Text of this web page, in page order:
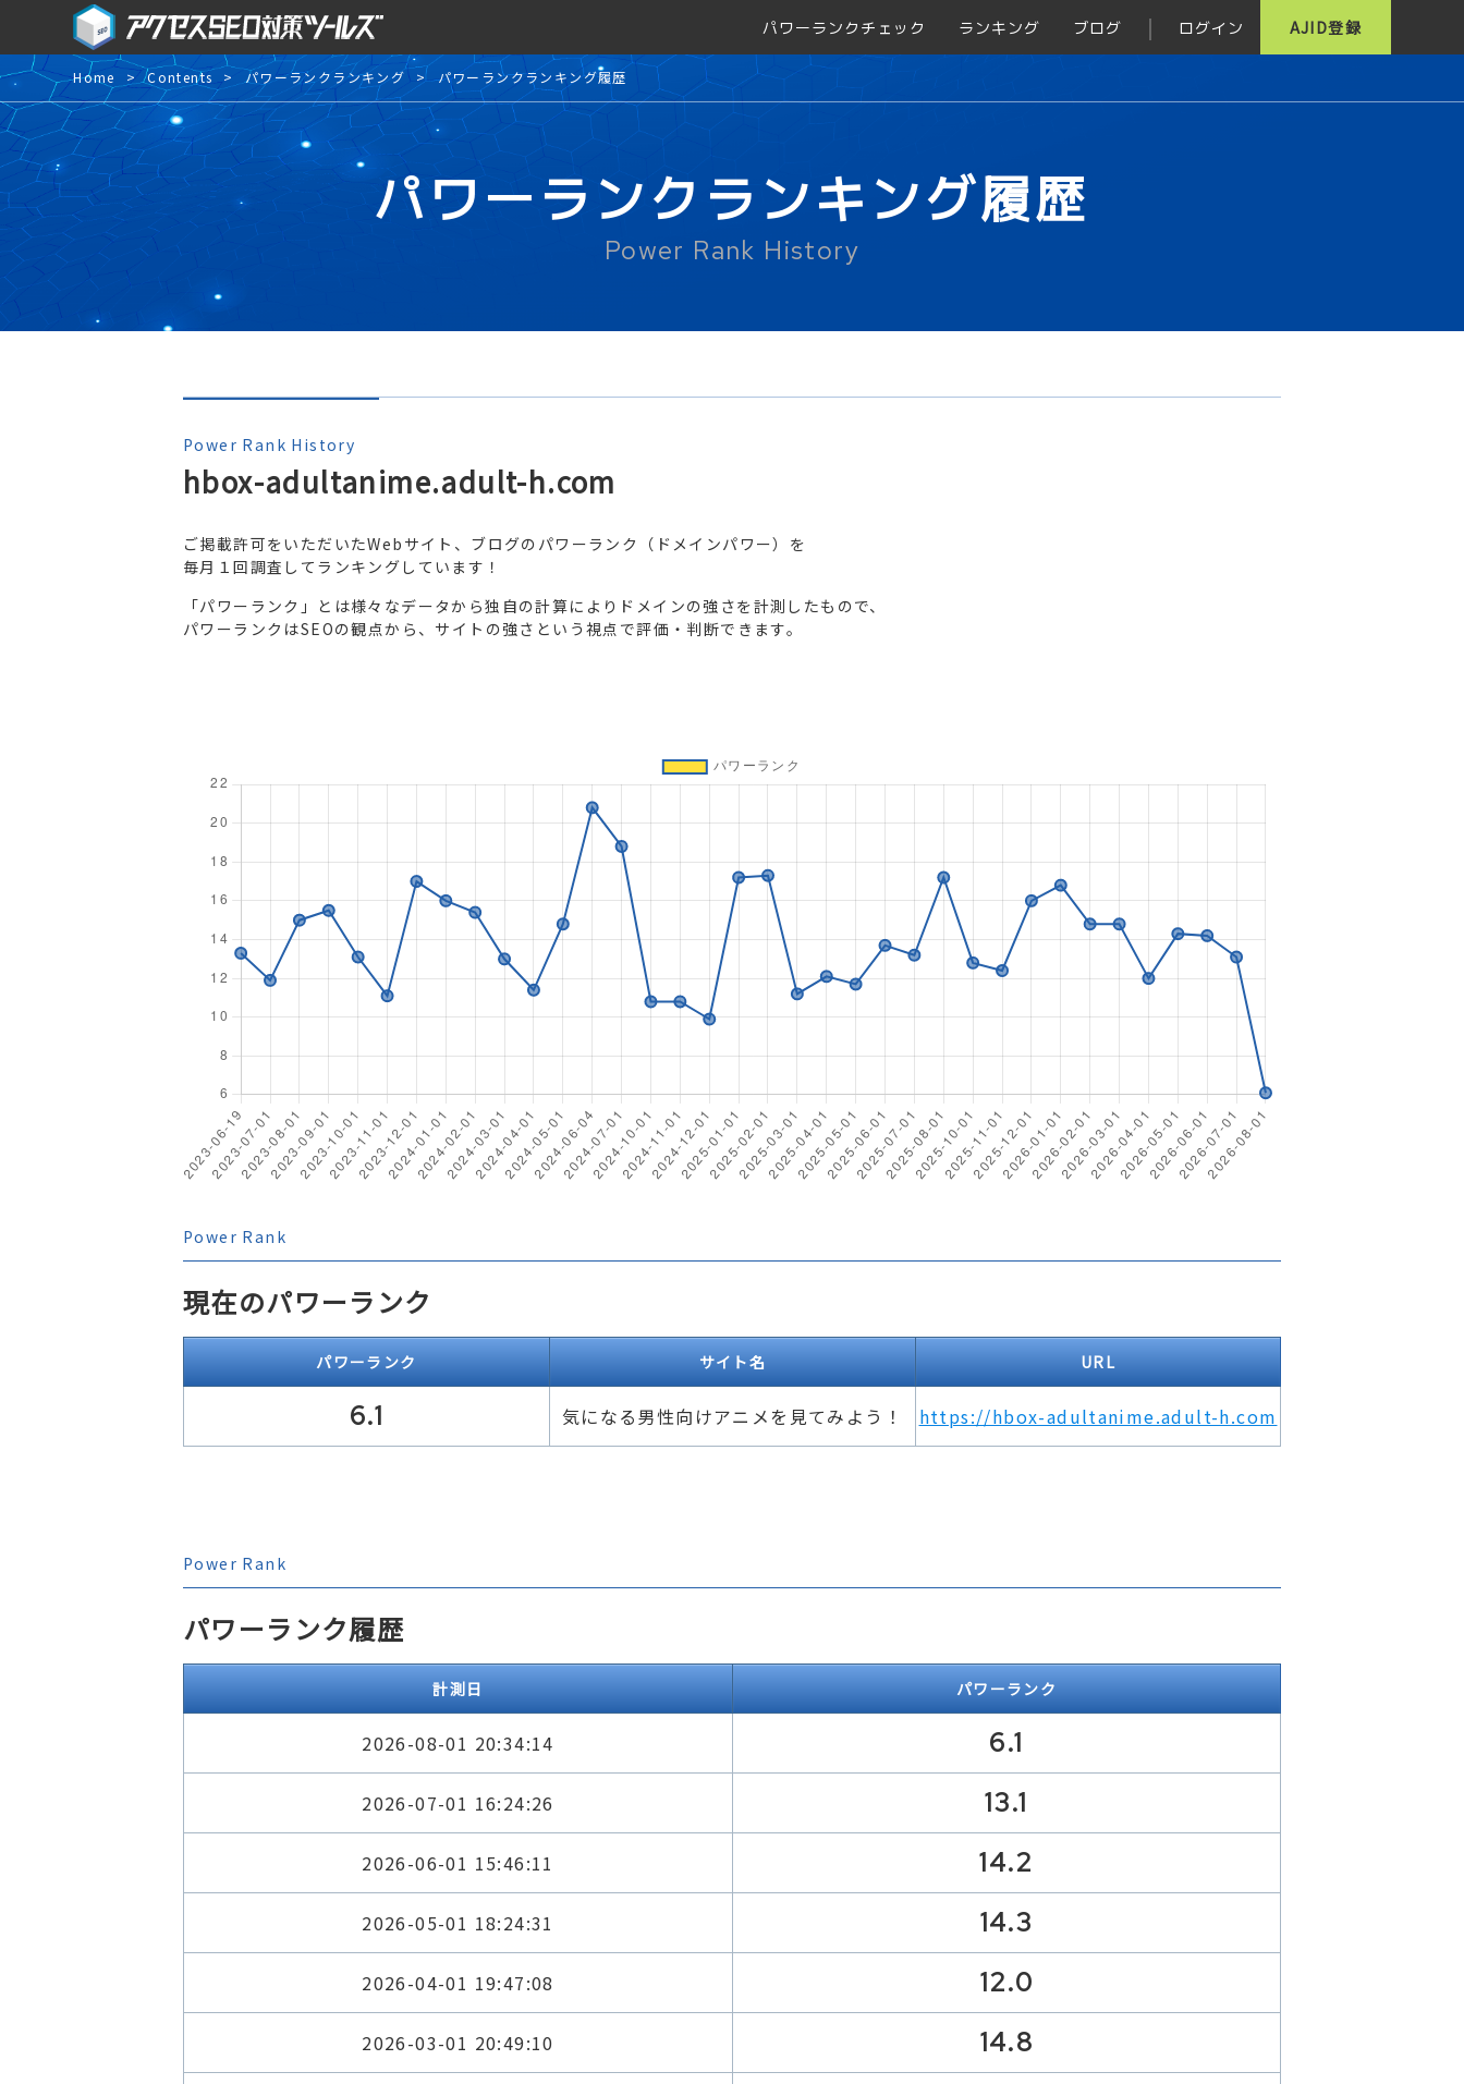
パワーランクチェック ランキング ブログ ログイン AJID登録
Home Contents パワーランクランキング パワーランクランキング履歴
パワーランクランキング履歴
Power Rank History
Power Rank History
hbox-adultanime.adult-h.com
ご掲載許可をいただいたWebサイト、ブログのパワーランク（ドメインパワー）を
毎月１回調査してランキングしています！
「パワーランク」とは様々なデータから独自の計算によりドメインの強さを計測したもので、
パワーランクはSEOの観点から、サイトの強さという視点で評価・判断できます。
Power Rank
現在のパワーランク
パワーランク サイト名 URL
6.1 気になる男性向けアニメを見てみよう！ https://hbox-adultanime.adult-h.com
Power Rank
パワーランク履歴
計測日 パワーランク
2026-08-01 20:34:14 6.1
2026-07-01 16:24:26 13.1
2026-06-01 15:46:11 14.2
2026-05-01 18:24:31 14.3
2026-04-01 19:47:08 12.0
2026-03-01 20:49:10 14.8